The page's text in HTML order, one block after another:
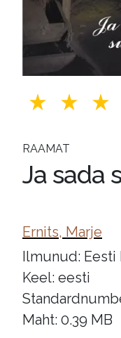
RAAMAT
Ja sada
Ernits, Marje
Ilmunud: Eesti
Keel: eesti
Maht: 0.39 MB